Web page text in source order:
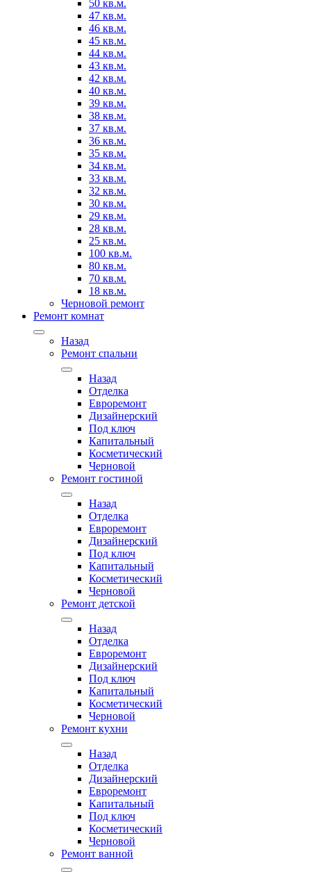
50 кв.м.
47 кв.м.
46 кв.м.
45 кв.м.
44 кв.м.
43 кв.м.
42 кв.м.
40 кв.м.
39 кв.м.
38 кв.м.
37 кв.м.
36 кв.м.
35 кв.м.
34 кв.м.
33 кв.м.
32 кв.м.
30 кв.м.
29 кв.м.
28 кв.м.
25 кв.м.
100 кв.м.
80 кв.м.
70 кв.м.
18 кв.м.
Черновой ремонт
Ремонт комнат
Назад
Ремонт спальни
Назад
Отделка
Евроремонт
Дизайнерский
Под ключ
Капитальный
Косметический
Черновой
Ремонт гостиной
Назад
Отделка
Евроремонт
Дизайнерский
Под ключ
Капитальный
Косметический
Черновой
Ремонт детской
Назад
Отделка
Евроремонт
Дизайнерский
Под ключ
Капитальный
Косметический
Черновой
Ремонт кухни
Назад
Отделка
Дизайнерский
Евроремонт
Капитальный
Под ключ
Косметический
Черновой
Ремонт ванной